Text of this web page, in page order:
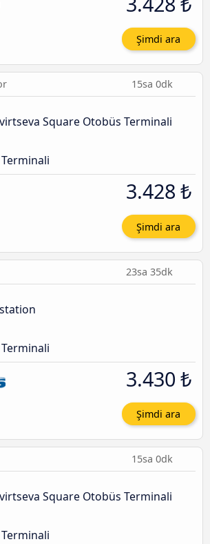
Şimdi ara
15sa 0dk
Square Otobüs Terminali
3.428 ₺
Şimdi ara
23sa 35dk
3.430 ₺
Şimdi ara
15sa 0dk
Square Otobüs Terminali